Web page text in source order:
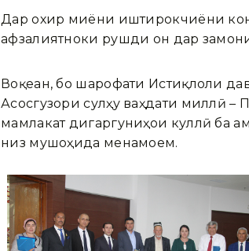
Дар охир миёни иштирокчиёни
афзалиятноки рушди он дар
Воқеан, бо шарофати Истиқлоли
Асосгузори сулҳу ваҳдати миллӣ
мамлакат дигаргуниҳои куллӣ ба
низ мушоҳида менамоем.